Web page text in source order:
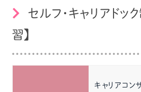
セルフ・キャリアドッ
習】
キャリアコン